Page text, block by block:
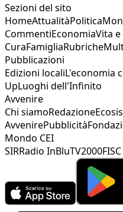
Sezioni del sito
HomeAttualitàPolitica
CommentiEconomiaVita e
CuraFamigliaRubriche
Pubblicazioni
Edizioni localiL'economia
UpLuoghi dell'Infinito
Avvenire
Chi siamoRedazione
AvvenirePubblicità
Mondo CEI
SIRRadio InBluTV2000FISC